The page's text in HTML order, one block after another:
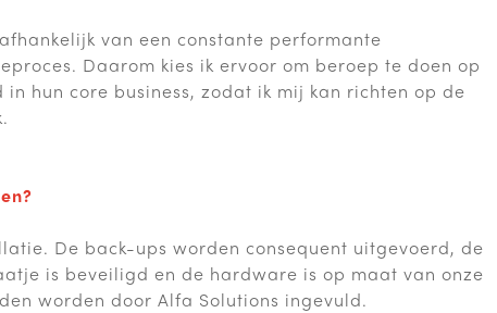
van een constante performante
Daarom kies ik ervoor om beroep te doen op
hun core business, zodat ik mij kan richten op de
De back-ups worden consequent uitgevoerd, de
is beveiligd en de hardware is op maat van onze
worden door Alfa Solutions ingevuld.